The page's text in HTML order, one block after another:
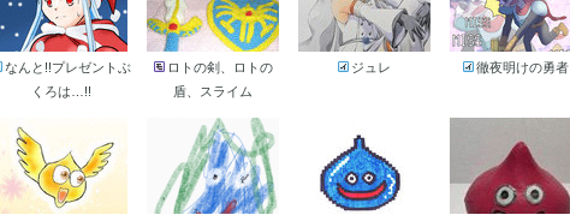
なんと!!プレゼントぶ
くろは…!!
ロトの剣、ロトの
盾、スライム
ジュレ 徹夜明けの勇者